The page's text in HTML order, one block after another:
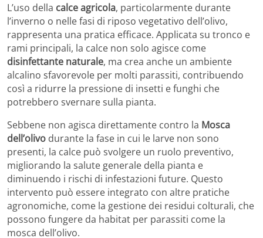
L’uso della calce agricola, particolarmente durante
l’inverno o nelle fasi di riposo vegetativo dell’olivo,
rappresenta una pratica efficace. Applicata su tronco e
rami principali, la calce non solo agisce come
disinfettante naturale, ma crea anche un ambiente
alcalino sfavorevole per molti parassiti, contribuendo
così a ridurre la pressione di insetti e funghi che
potrebbero svernare sulla pianta.
Sebbene non agisca direttamente contro la Mosca
dell’olivo durante la fase in cui le larve non sono
presenti, la calce può svolgere un ruolo preventivo,
migliorando la salute generale della pianta e
diminuendo i rischi di infestazioni future. Questo
intervento può essere integrato con altre pratiche
agronomiche, come la gestione dei residui colturali, che
possono fungere da habitat per parassiti come la
mosca dell’olivo.